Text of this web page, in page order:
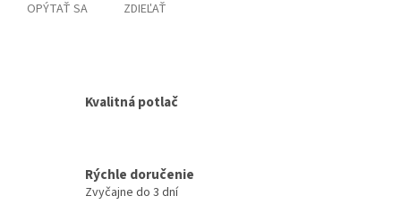
OPÝTAŤ SA ZDIEĽAŤ
Kvalitná potlač
Rýchle doručenie
Zvyčajne do 3 dní